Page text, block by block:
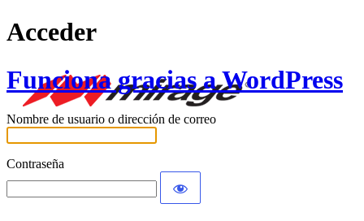
Acceder
Funciona gracias a WordPress
Nombre de usuario o dirección de correo
Contraseña